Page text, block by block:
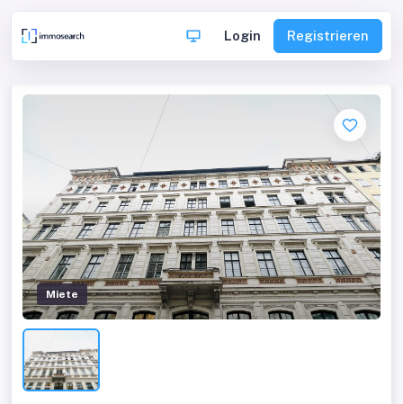
Login Registrieren
Miete